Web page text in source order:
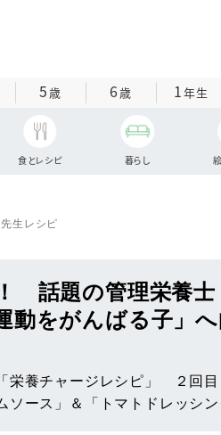
5歳 6歳 1年生
食とレシピ 暮らし
生レシピ
話題の管理栄養士
をがんばる子」
栄養チャージレシピ」 ２回
ース」＆「トマトドレッシン